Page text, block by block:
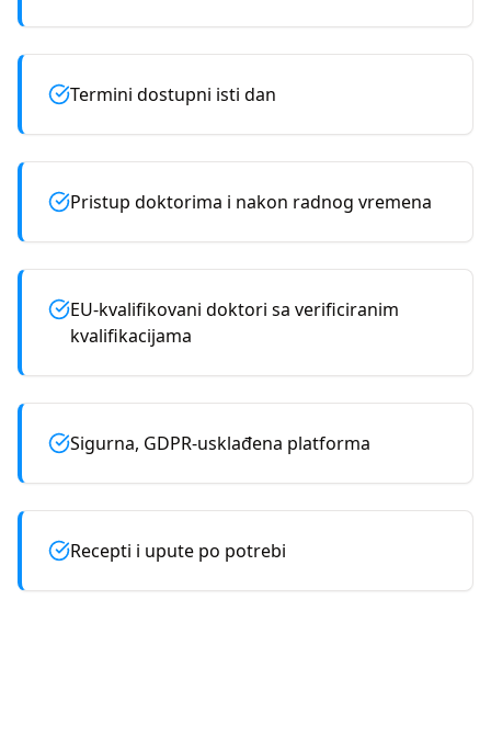
Termini dostupni isti dan
Pristup doktorima i nakon radnog vremena
EU-kvalifikovani doktori sa verificiranim
kvalifikacijama
Sigurna, GDPR-usklađena platforma
Recepti i upute po potrebi